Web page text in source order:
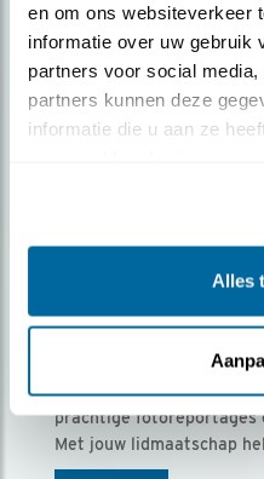
en om ons websiteverkeer
informatie over uw gebruik
partners voor social
partners kunnen deze
informatie die u aan ze
Alles
Ontvang 5 x
Vogels is het tijdschrift
prachtige fotoreportages
Met jouw lidmaatschap